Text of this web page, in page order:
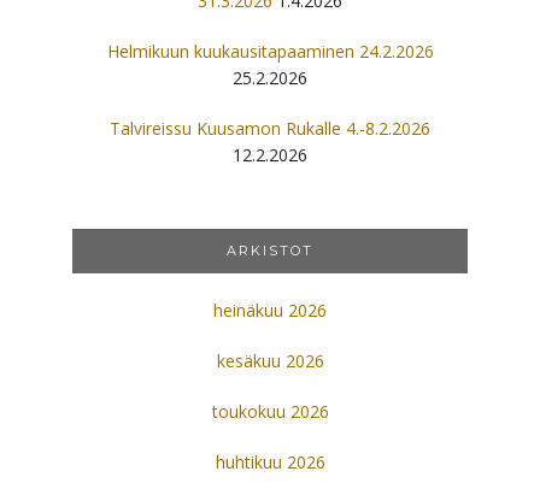
Helmikuun kuukausitapaaminen 24.2.2026
25.2.2026
Talvireissu Kuusamon Rukalle 4.-8.2.2026
12.2.2026
ARKISTOT
heinäkuu 2026
kesäkuu 2026
toukokuu 2026
huhtikuu 2026